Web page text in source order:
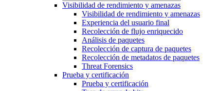
Visibilidad de rendimiento y amenazas
Visibilidad de rendimiento y amenazas
Experiencia del usuario final
Recolección de flujo enriquecido
Análisis de paquetes
Recolección de captura de paquetes
Recolección de metadatos de paquetes
Threat Forensics
Prueba y certificación
Prueba y certificación